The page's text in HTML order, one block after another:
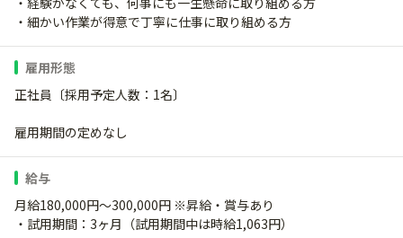
・細かい作業が得意で丁寧に仕事に取り組める方
雇用形態
正社員〔採用予定人数：1名〕
雇用期間の定めなし
給与
月給180,000円～300,000円 ※昇給・賞与あり
・試用期間：3ヶ月（試用期間中は時給1,063円）